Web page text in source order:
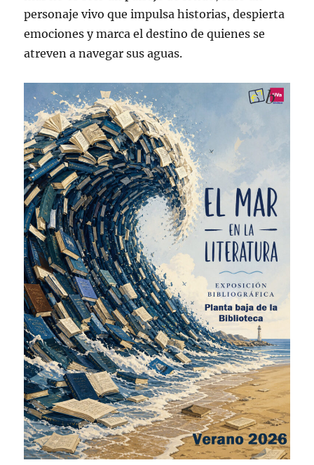
personaje vivo que impulsa historias, despierta
emociones y marca el destino de quienes se
atreven a navegar sus aguas.